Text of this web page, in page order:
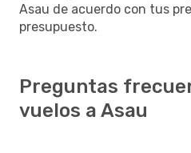
Asau de acuerdo con tus
presupuesto.
Preguntas
vuelos a Asau